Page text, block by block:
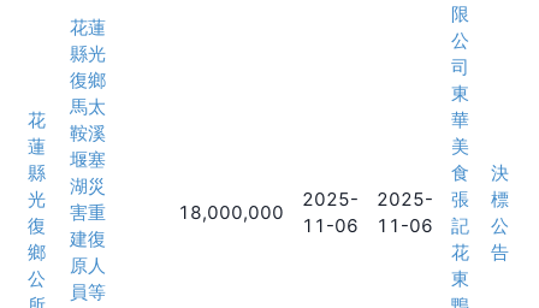
花
蓮
縣
光
復
鄉
公
花蓮
縣光
復鄉
馬太
鞍溪
堰塞
湖災
害重
建復
原人
員等
18,000,000
2025-
11-06
2025-
11-06
限
公
司
東
華
美
食
張
記
花
東
決
標
公
告